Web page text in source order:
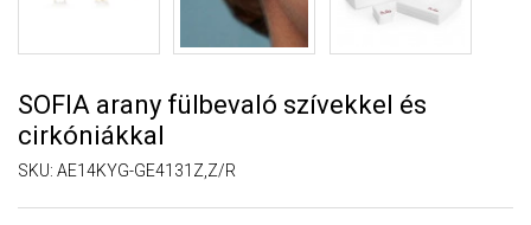
SOFIA arany fülbevaló szívekkel és
cirkóniákkal
SKU: AE14KYG-GE4131Z,Z/R